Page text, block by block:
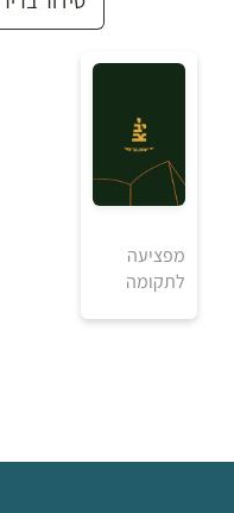
למידע ולרכישה
מפציעה
לתקומה